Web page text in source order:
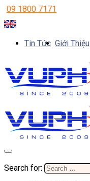
09 1800 7171
Tin Tức Giới Thiệu
Search for: